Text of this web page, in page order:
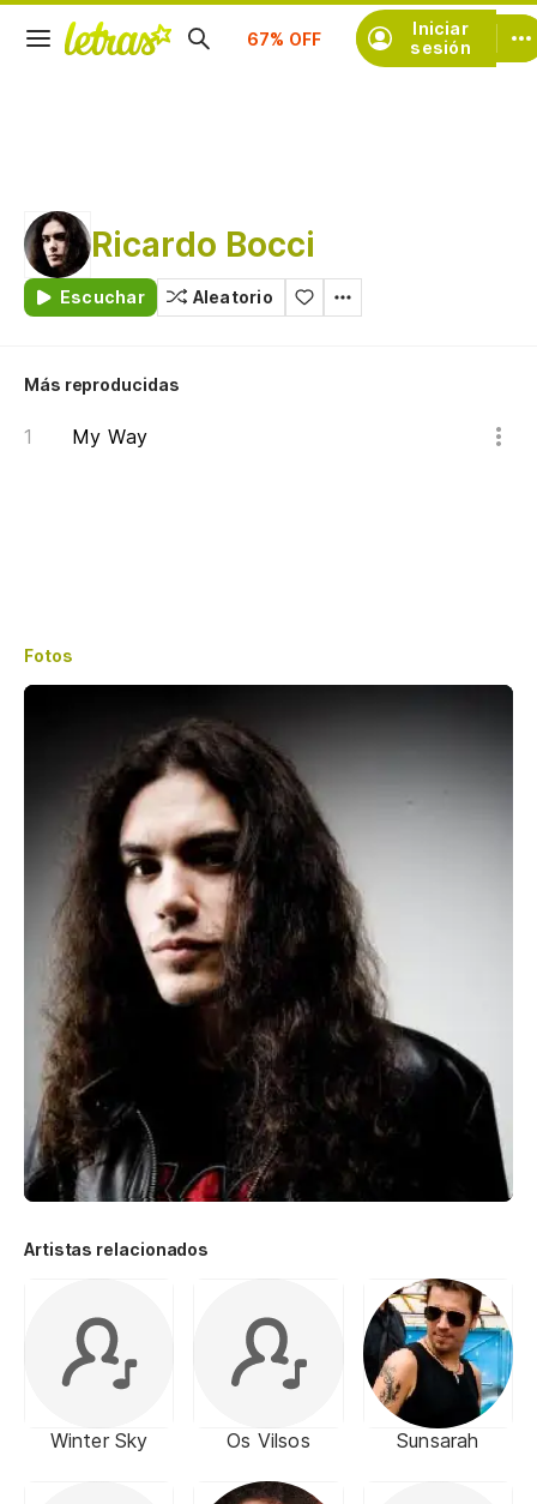
Iniciar
sesión
Suscríbete
Ricardo Bocci
Escuchar Aleatorio
Más reproducidas
My Way
Fotos
Artistas relacionados
Winter Sky Os Vilsos Sunsarah